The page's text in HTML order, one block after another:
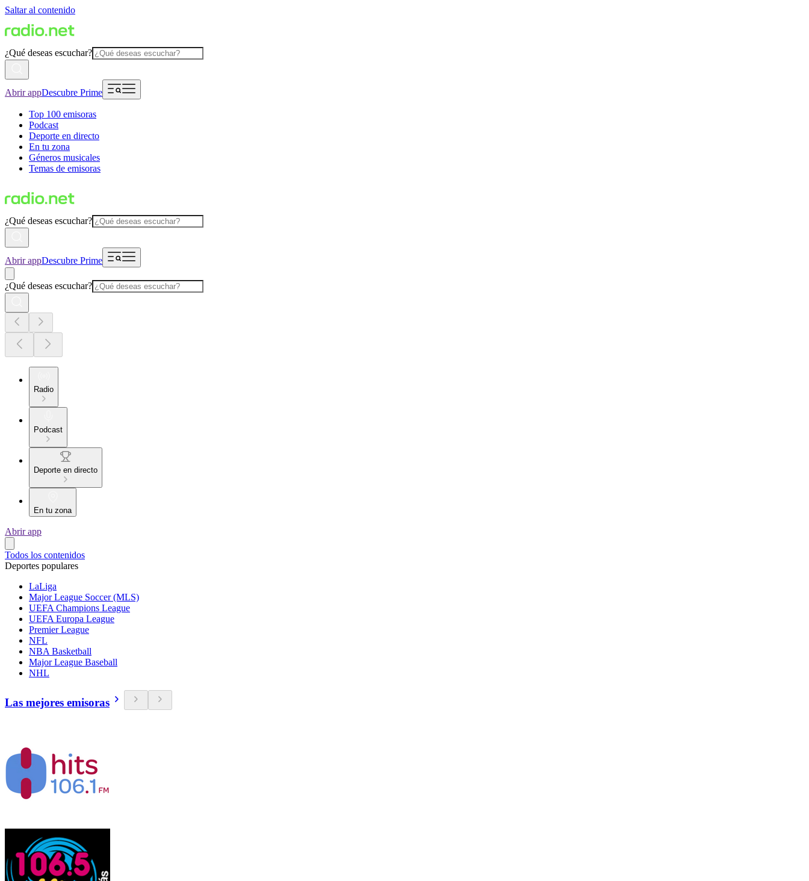
Saltar al contenido
¿Qué deseas escuchar?
Abrir appDescubre Prime
Top 100 emisoras
Podcast
Deporte en directo
En tu zona
Géneros musicales
Temas de emisoras
¿Qué deseas escuchar?
Abrir appDescubre Prime
¿Qué deseas escuchar?
Radio
Podcast
Deporte en directo
En tu zona
Abrir app
Todos los contenidos
Deportes populares
LaLiga
Major League Soccer (MLS)
UEFA Champions League
UEFA Europa League
Premier League
NFL
NBA Basketball
Major League Baseball
NHL
Las mejores emisoras